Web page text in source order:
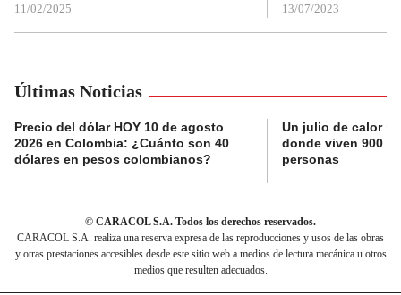
11/02/2025 13/07/2023
Últimas Noticias
Precio del dólar HOY 10 de agosto
2026 en Colombia: ¿Cuánto son 40
dólares en pesos colombianos?
Un julio de calor
donde viven 900
personas
© CARACOL S.A. Todos los derechos reservados.
CARACOL S.A. realiza una reserva expresa de las reproducciones y usos de las obras
y otras prestaciones accesibles desde este sitio web a medios de lectura mecánica u otros
medios que resulten adecuados.